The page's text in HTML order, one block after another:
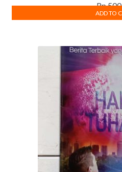
Rp
ADD TO